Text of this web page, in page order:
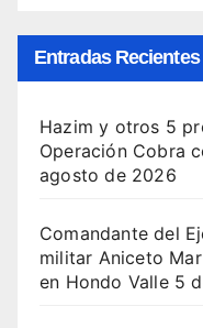
Entradas Recientes
Hazim y otros 5
Operación Cobra
agosto de 2026
Comandante del
militar Aniceto
en Hondo Valle 5